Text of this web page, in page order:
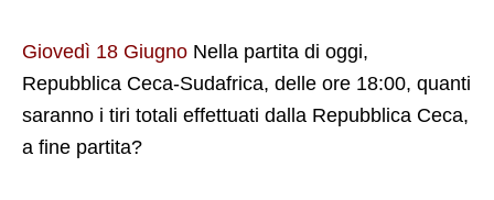
Giovedì 18 Giugno Nella partita di oggi,
Repubblica Ceca-Sudafrica, delle ore 18:00, quanti
saranno i tiri totali effettuati dalla Repubblica Ceca,
a fine partita?